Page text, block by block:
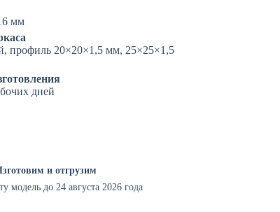
мм
профиль 20×20×1,5 мм, 25×25×1,5
дней
и отгрузим
модель до 24 августа 2026 года